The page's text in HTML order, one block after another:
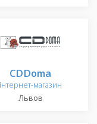
CDDoma
інтернет-магазин
Львов